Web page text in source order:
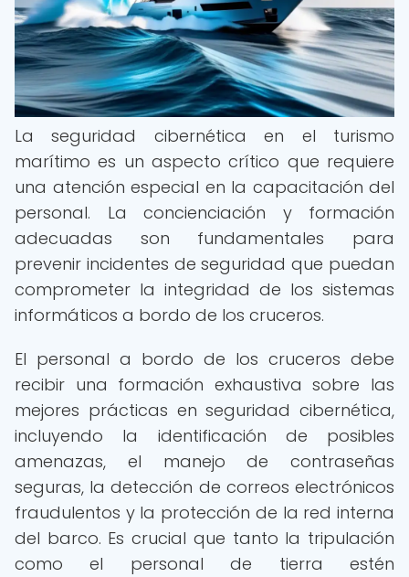
La seguridad cibernética en el turismo
marítimo es un aspecto crítico que requiere
una atención especial en la capacitación del
personal. La concienciación y formación
adecuadas son fundamentales para
prevenir incidentes de seguridad que puedan
comprometer la integridad de los sistemas
informáticos a bordo de los cruceros.
El personal a bordo de los cruceros debe
recibir una formación exhaustiva sobre las
mejores prácticas en seguridad cibernética,
incluyendo la identificación de posibles
amenazas, el manejo de contraseñas
seguras, la detección de correos electrónicos
fraudulentos y la protección de la red interna
del barco. Es crucial que tanto la tripulación
como el personal de tierra estén